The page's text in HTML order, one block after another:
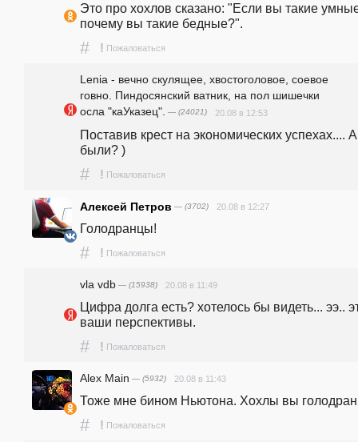
Это про хохлов сказано: "Если вы такие
почему вы такие бедные?".
# ! Пожаловаться
Lenia - вечно скулящее, хвостоголовое, соевое
говно. Пиндосянский ватник, на пол шишечки
осла "каУказец". — (24021) 20.08 в 12:53
Поставив крест на экономических успехах....
были? )
# ! Пожаловаться
Алексей Петров — (3702) 20.08 в 12:27
Голодранцы!
# ! Пожаловаться
vla vdb — (15938) 20.08 в 11:49
Цифра долга есть? хотелось бы видеть... ээ..
ваши перспективы.
# ! Пожаловаться
Alex Main — (5932) 20.08 в 11:43
Тоже мне бином Ньютона. Хохлы вы
# ! Пожаловаться